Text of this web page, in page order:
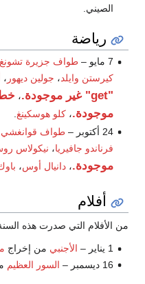
الصيني.
رياضة
7 مايو – طواف جزيرة تشونغ
كيرستن وايلد، جولين ديهور ،
"get" غير موجودة.
،
موجودة.،كلو هوسكينغ.
24 أكتوبر –
طواف قوانغشي 2017
فرناندو جافيريا، نيكولاس
موجودة.،دانيال أوس،
أفلام
من الأفلام التي صدرت هذه
1 يناير – الأجنبي من إخراج
16 ديسمبر –
السور العظيم